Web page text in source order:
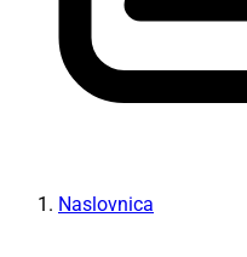
Naslovnica